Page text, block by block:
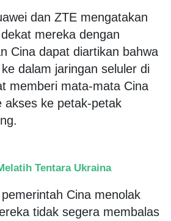
dan ZTE mengatakan
mereka dengan
Cina dapat diartikan bahwa
dalam jaringan seluler di
memberi mata-mata Cina
akses ke petak-petak
Tentara Ukraina
Cina menolak
tidak segera membalas